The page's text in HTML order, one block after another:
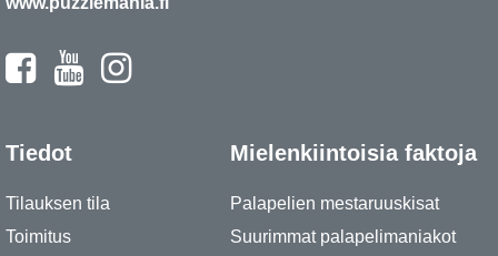
Tiedot
Tilauksen tila
Toimitus
Mielenkiintoisia faktoja
Palapelien mestaruuskisat
Suurimmat palapelimaniakot